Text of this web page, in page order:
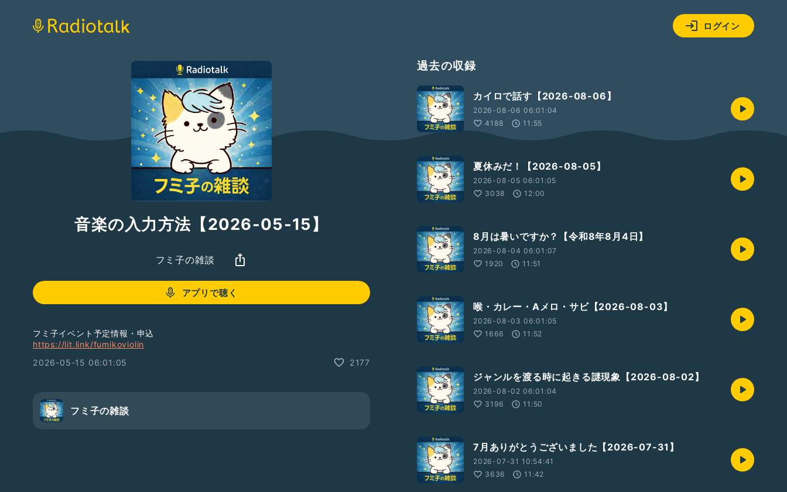
ログイン
音楽の入力方法【2026-05-15】
フミ子の雑談
アプリで聴く
フミ子イベント予定情報・申込
https://lit.link/fumikoviolin
2026-05-15 06:01:05
2177
フミ子の雑談
過去の収録
カイロで話す【2026-08-06】
2026-08-06 06:01:04
4188
11:55
夏休みだ！【2026-08-05】
2026-08-05 06:01:05
3038
12:00
8月は暑いですか？【令和8年8月4日】
2026-08-04 06:01:07
1920
11:51
喉・カレー・Aメロ・サビ【2026-08-03】
2026-08-03 06:01:05
1666
11:52
ジャンルを渡る時に起きる謎現象【2026-08-02】
2026-08-02 06:01:04
3196
11:50
7月ありがとうございました【2026-07-31】
2026-07-31 10:54:41
3636
11:42